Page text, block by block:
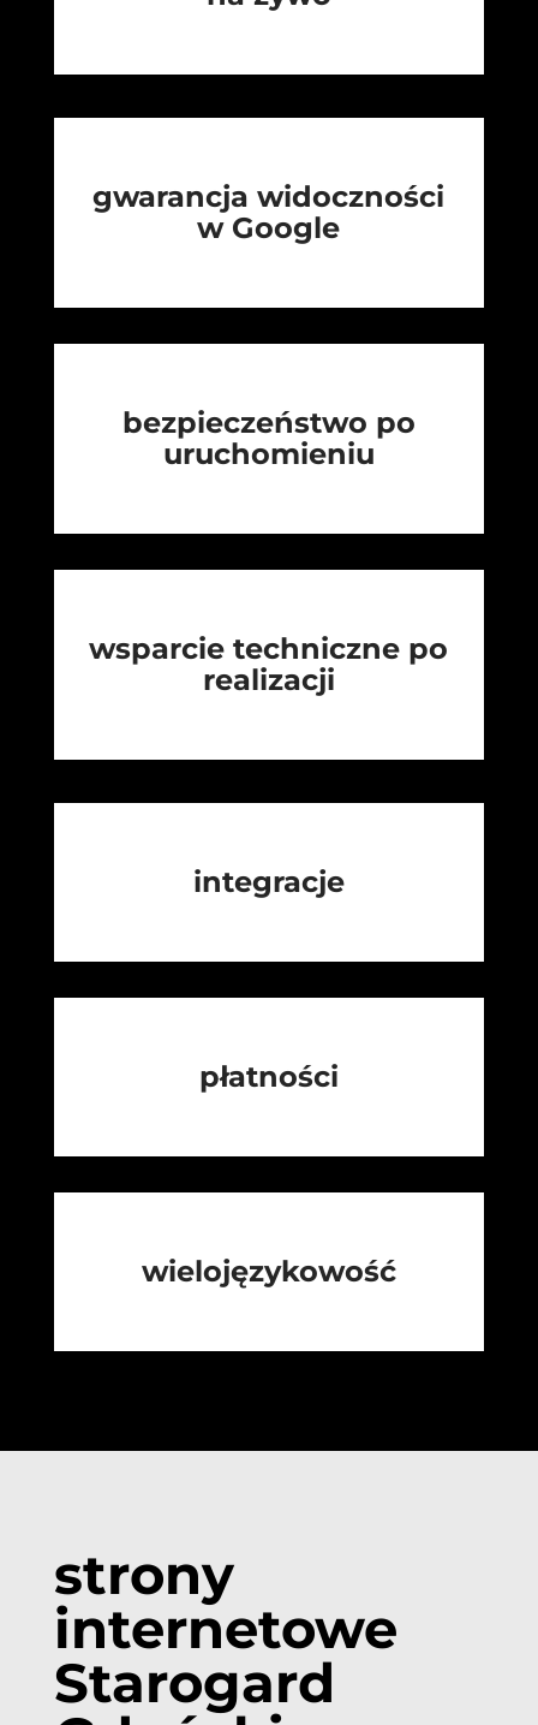
gwarancja widoczności
w Google
bezpieczeństwo po
uruchomieniu
wsparcie techniczne po
realizacji
integracje
płatności
wielojęzykowość
strony
internetowe
Starogard